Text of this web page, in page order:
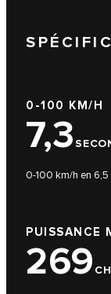
0-100 KM/H
7,3
0-100 km/h en 6,5
PUISSANCE
269 CH